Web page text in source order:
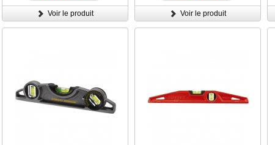
Voir le produit Voir le produit